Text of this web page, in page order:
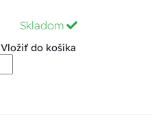
Skladom
Vložiť do košíka